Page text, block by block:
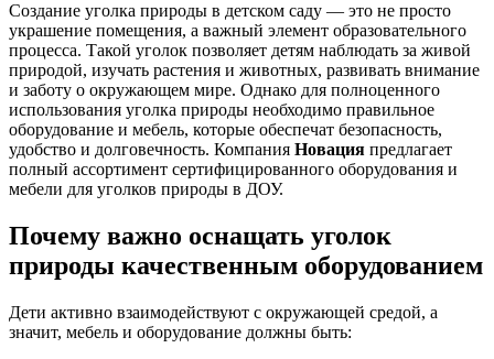
Создание уголка природы в детском саду — это не просто
украшение помещения, а важный элемент образовательного
процесса. Такой уголок позволяет детям наблюдать за живой
природой, изучать растения и животных, развивать внимание
и заботу о окружающем мире. Однако для полноценного
использования уголка природы необходимо правильное
оборудование и мебель, которые обеспечат безопасность,
удобство и долговечность. Компания Новация предлагает
полный ассортимент сертифицированного оборудования и
мебели для уголков природы в ДОУ.
Почему важно оснащать уголок
природы качественным оборудованием
Дети активно взаимодействуют с окружающей средой, а
значит, мебель и оборудование должны быть: